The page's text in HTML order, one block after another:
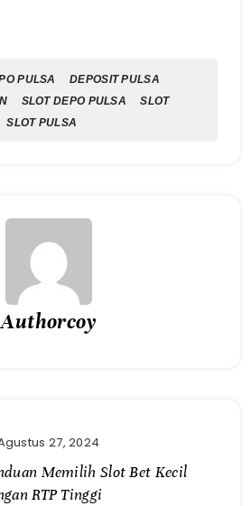
PULSA
DEPOSIT PULSA
SLOT DEPO PULSA
SLOT
SLOT PULSA
Authorcoy
27, 2024
Memilih Slot Bet Kecil
RTP Tinggi